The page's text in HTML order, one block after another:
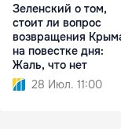
Зеленский о том,
стоит ли вопрос
возвращения
на повестке дня:
Жаль, что нет
28 Июл. 11:00